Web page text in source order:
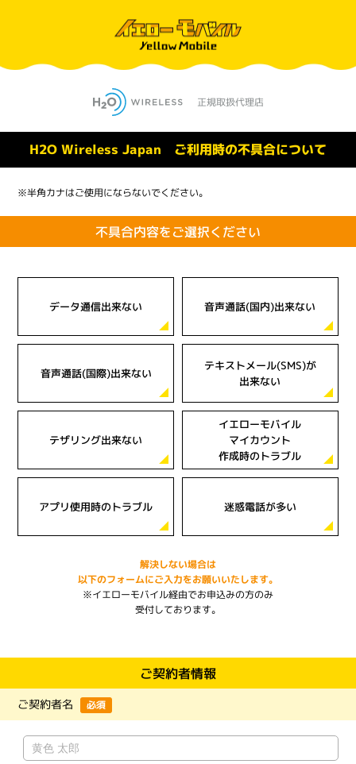
H2O Wireless Japan ご利用時の不具合について
※半角カナはご使用にならないでください。
不具合内容をご選択ください
データ通信出来ない 音声通話(国内)出来ない
音声通話(国際)出来ない
テキストメール(SMS)が
出来ない
テザリング出来ない
イエローモバイル
マイカウント
作成時のトラブル
アプリ使用時のトラブル 迷惑電話が多い
解決しない場合は
以下のフォームにご入力をお願いいたします。
※イエローモバイル経由でお申込みの方のみ
受付しております。
ご契約者情報
ご契約者名 必須